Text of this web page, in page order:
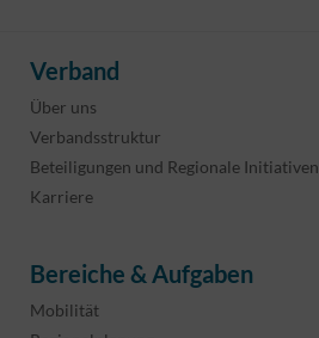
Verband
Über uns
Verbandsstruktur
Beteiligungen und Regionale Initiativen
Karriere
Bereiche & Aufgaben
Mobilität